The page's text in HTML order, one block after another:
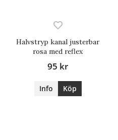
Halvstryp kanal justerbar
rosa med reflex
95 kr
Info Köp